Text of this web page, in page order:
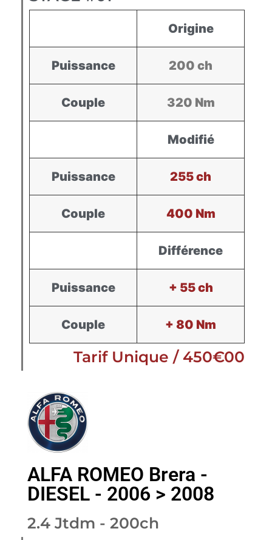
Origine
Puissance 200 ch
Couple 320 Nm
Modifié
Puissance 255 ch
Couple 400 Nm
Différence
Puissance + 55 ch
Couple + 80 Nm
Tarif Unique / 450€00
ALFA ROMEO Brera -
DIESEL - 2006 > 2008
2.4 Jtdm - 200ch